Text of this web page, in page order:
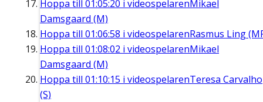
Hoppa till 01:05:20 i videospelarenMikael
Damsgaard (M)
Hoppa till 01:06:58 i videospelarenRasmus Ling
Hoppa till 01:08:02 i videospelarenMikael
Damsgaard (M)
Hoppa till 01:10:15 i videospelarenTeresa Carvalho
(S)